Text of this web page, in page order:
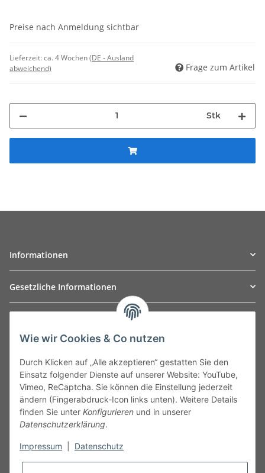
Preise nach Anmeldung sichtbar
Lieferzeit:ca. 4 Wochen(DE - Ausland
abweichend)
Frage zum Artikel
Stk
Informationen
Gesetzliche Informationen
Leibnizstraße 2a
Germany
Phone:+49 40 5287270
Fax:+49 40 5281050
Email:sales@tow-automotive.de
Wie wir Cookies & Co nutzen
Durch Klicken auf „Alle akzeptieren“ gestatten Sie den
Einsatz folgender Dienste auf unserer Website: YouTube,
Vimeo, ReCaptcha. Sie können die Einstellung jederzeit
ändern (Fingerabdruck-Icon links unten). Weitere Details
finden Sie unter Konfigurieren und in unserer
Datenschutzerklärung.
Impressum Datenschutz